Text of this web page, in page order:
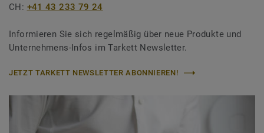
CH: +41 43 233 79 24
Informieren Sie sich regelmäßig über neue Produkte und
Unternehmens-Infos im Tarkett Newsletter.
JETZT TARKETT NEWSLETTER ABONNIEREN!